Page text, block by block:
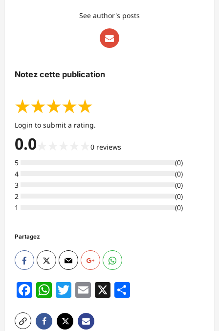
See author's posts
Notez cette publication
★★★★★
Login to submit a rating.
0.0 0 reviews
5
(0)
4
(0)
3
(0)
2
(0)
1
(0)
Partagez
Facebook
WhatsApp
Twitter
Email
X